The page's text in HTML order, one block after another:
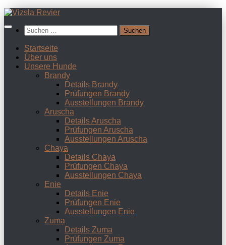
Zum
springenSuchen
nach:
Startseite
Über uns
Unsere Hunde
Brandy
Details Brandy
Prüfungen Brandy
Ausstellungen Brandy
Aruscha
Details Aruscha
Prüfungen Aruscha
Ausstellungen Aruscha
Chaya
Details Chaya
Prüfungen Chaya
Ausstellungen Chaya
Enie
Details Enie
Prüfungen Enie
Ausstellungen Enie
Zuma
Details Zuma
Prüfungen Zuma